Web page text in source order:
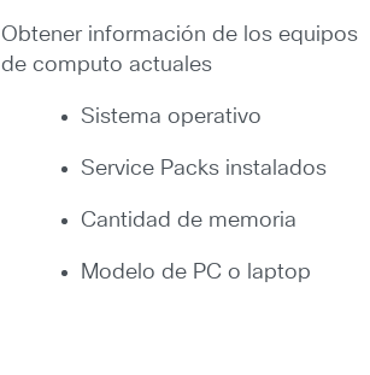
Obtener información de los equipos
de computo actuales
Sistema operativo
Service Packs instalados
Cantidad de memoria
Modelo de PC o laptop